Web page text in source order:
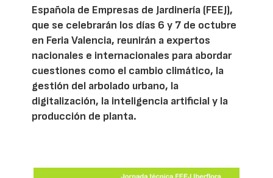
Española de Empresas de Jardinería (FEEJ),
que se celebrarán los días 6 y 7 de octubre
en Feria Valencia, reunirán a expertos
nacionales e internacionales para abordar
cuestiones como el cambio climático, la
gestión del arbolado urbano, la
digitalización, la inteligencia artificial y la
producción de planta.